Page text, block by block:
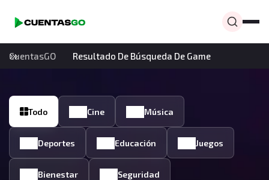
CuentasGO Resultado De Búsqueda De Game
Todo Cine Música
Deportes Educación Juegos
Bienestar Seguridad